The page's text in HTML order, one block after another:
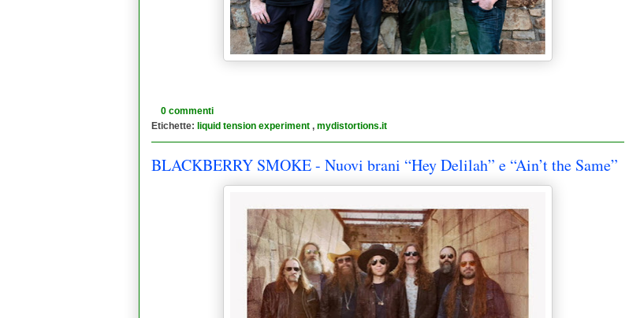
0 commenti
Etichette: liquid tension experiment , mydistortions.it
BLACKBERRY SMOKE - Nuovi brani “Hey Delilah” e “Ain’t the Same”